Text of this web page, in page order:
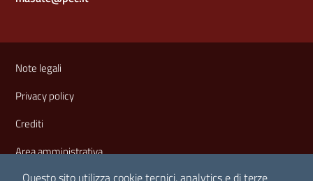
Questo sito utilizza cookie tecnici, analytics e di terze
Sezione Link Utili
Note legali
Privacy policy
Crediti
Area amministrativa